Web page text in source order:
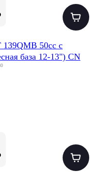
50сс с
база 12-13") CN